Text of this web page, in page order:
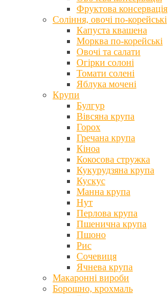
Фруктова консервація
Соління, овочі по-корейські
Капуста квашена
Морква по-корейські
Овочі та салати
Огірки солоні
Томати солені
Яблука мочені
Крупи
Булгур
Вівсяна крупа
Горох
Гречана крупа
Кіноа
Кокосова стружка
Кукурудзяна крупа
Кускус
Манна крупа
Нут
Перлова крупа
Пшенична крупа
Пшоно
Рис
Сочевиця
Ячнева крупа
Макаронні вироби
Борошно, крохмаль